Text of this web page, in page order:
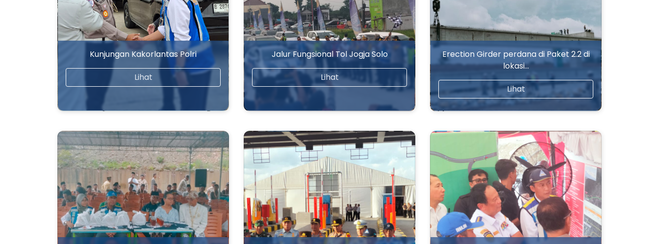
Kunjungan Kakorlantas Polri
Lihat
Jalur Fungsional Tol Jogja Solo
Lihat
Erection Girder perdana di Paket 2.2 di
lokasi…
Lihat